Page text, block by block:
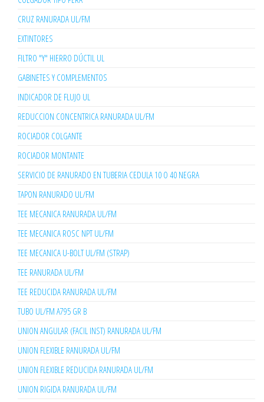
CRUZ RANURADA UL/FM
EXTINTORES
FILTRO "Y" HIERRO DÚCTIL UL
GABINETES Y COMPLEMENTOS
INDICADOR DE FLUJO UL
REDUCCION CONCENTRICA RANURADA UL/FM
ROCIADOR COLGANTE
ROCIADOR MONTANTE
SERVICIO DE RANURADO EN TUBERIA CEDULA 10 O 40 NEGRA
TAPON RANURADO UL/FM
TEE MECANICA RANURADA UL/FM
TEE MECANICA ROSC NPT UL/FM
TEE MECANICA U-BOLT UL/FM (STRAP)
TEE RANURADA UL/FM
TEE REDUCIDA RANURADA UL/FM
TUBO UL/FM A795 GR B
UNION ANGULAR (FACIL INST) RANURADA UL/FM
UNION FLEXIBLE RANURADA UL/FM
UNION FLEXIBLE REDUCIDA RANURADA UL/FM
UNION RIGIDA RANURADA UL/FM